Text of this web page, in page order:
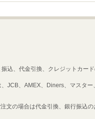
込、代金引換、クレジットカー
JCB、AMEX、Diners、マスター
文の場合は代金引換、銀行振込の